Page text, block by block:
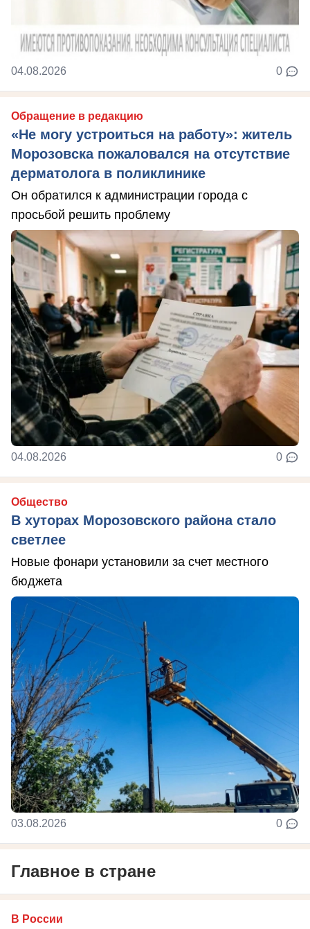
04.08.2026 0
Обращение в редакцию
«Не могу устроиться на работу»: житель
Морозовска пожаловался на отсутствие
дерматолога в поликлинике
Он обратился к администрации города с
просьбой решить проблему
04.08.2026 0
Общество
В хуторах Морозовского района стало
светлее
Новые фонари установили за счет местного
бюджета
03.08.2026 0
Главное в стране
В России